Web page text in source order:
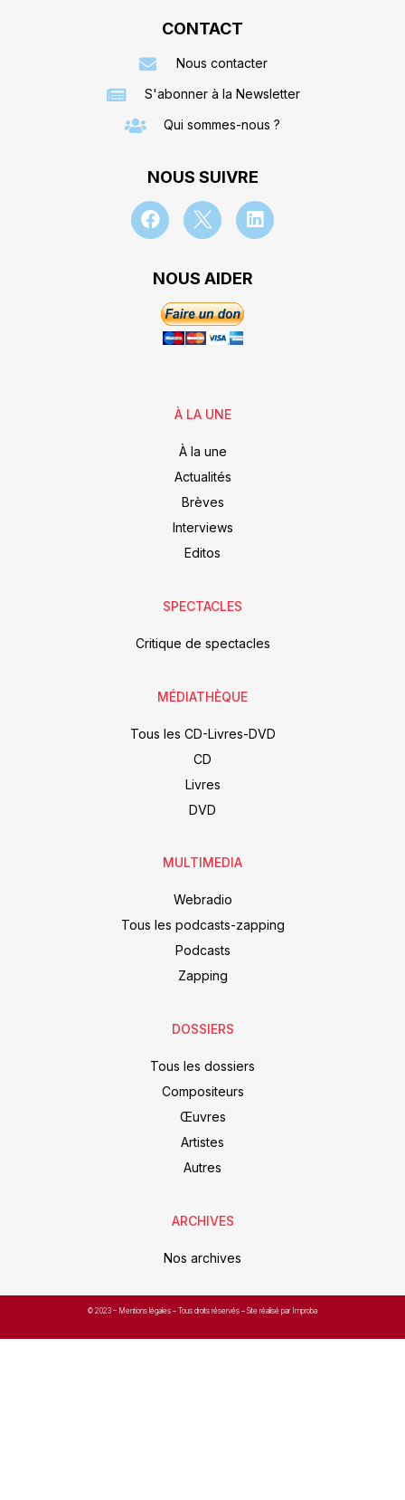
CONTACT
Nous contacter
S'abonner à la Newsletter
Qui sommes-nous ?
NOUS SUIVRE
NOUS AIDER
À LA UNE
À la une
Actualités
Brèves
Interviews
Editos
SPECTACLES
Critique de spectacles
MÉDIATHÈQUE
Tous les CD-Livres-DVD
CD
Livres
DVD
MULTIMEDIA
Webradio
Tous les podcasts-zapping
Podcasts
Zapping
DOSSIERS
Tous les dossiers
Compositeurs
Œuvres
Artistes
Autres
ARCHIVES
Nos archives
© 2023 – Mentions légales – Tous droits réservés – Site réalisé par Improba